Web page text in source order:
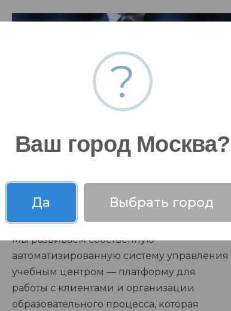
Развитие внутренних систем
управления
Мы развиваем собственную
автоматизированную систему управления
учебным центром — платформу для
работы с клиентами и организации
образовательного процесса, которая
?
Ваш город Москва?
Да Выбрать город